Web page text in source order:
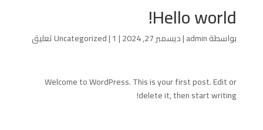
Hello world!
بواسطةadmin
|ديسمبر 27, 2024 |
Uncategorized|1 تعليق
Welcome to WordPress. This is your first post. Edit or
delete it, then start writing!